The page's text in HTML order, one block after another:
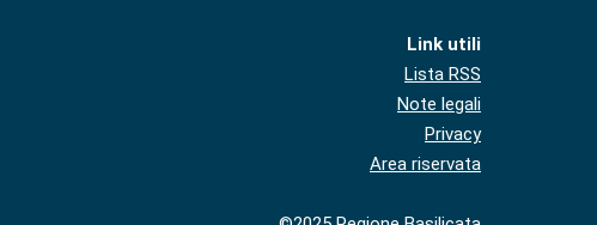
Link utili
Lista RSS
Note legali
Privacy
Area riservata